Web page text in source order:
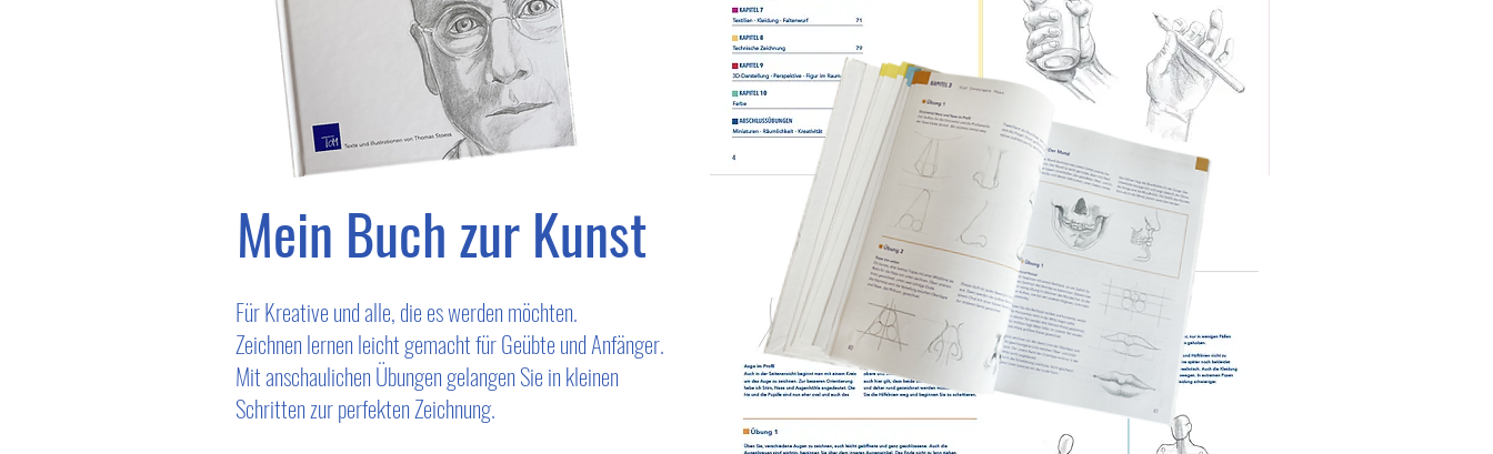
Mein Buch zur Kunst
Für Kreative und alle, die es werden möchten.
Zeichnen lernen leicht gemacht für Geübte und Anfänger.
Mit anschaulichen Übungen gelangen Sie in kleinen
Schritten zur perfekten Zeichnung.